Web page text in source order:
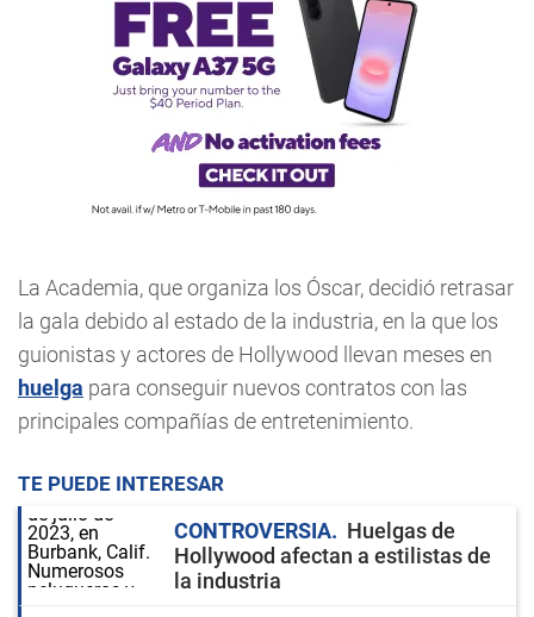
La Academia, que organiza los Óscar, decidió retrasar
la gala debido al estado de la industria, en la que los
guionistas y actores de Hollywood llevan meses en
huelga para conseguir nuevos contratos con las
principales compañías de entretenimiento.
TE PUEDE INTERESAR
CONTROVERSIA
Huelgas de
Hollywood afectan a estilistas de
la industria